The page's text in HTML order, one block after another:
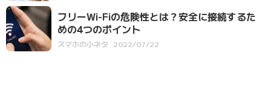
フリーWi-Fiの危険性とは？安全に接続するた
めの4つのポイント
スマホの小ネタ 2022/07/22